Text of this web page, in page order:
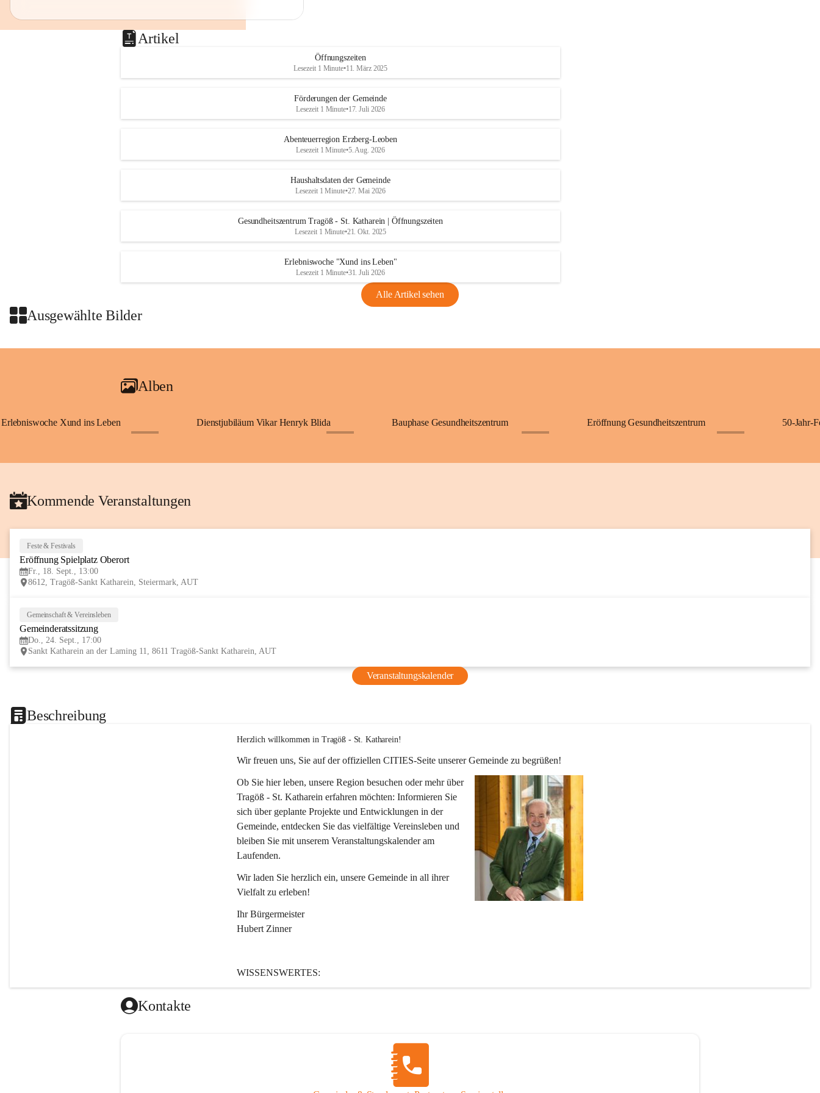
Artikel
Öffnungszeiten
Lesezeit 1 Minute•11. März 2025
Förderungen der Gemeinde
Lesezeit 1 Minute•17. Juli 2026
Abenteuerregion Erzberg-Leoben
Lesezeit 1 Minute•5. Aug. 2026
Haushaltsdaten der Gemeinde
Lesezeit 1 Minute•27. Mai 2026
Gesundheitszentrum Tragöß - St. Katharein | Öffnungszeiten
Lesezeit 1 Minute•21. Okt. 2025
Erlebniswoche "Xund ins Leben"
Lesezeit 1 Minute•31. Juli 2026
Alle Artikel sehen
Ausgewählte Bilder
+2
Alben
Erlebniswoche Xund ins Leben Dienstjubiläum Vikar Henryk Blida Bauphase Gesundheitszentrum Eröffnung Gesundheitszentrum 50-Jahr-
Kommende Veranstaltungen
Feste & Festivals
Eröffnung Spielplatz Oberort
Fr., 18. Sept., 13:00
8612, Tragöß-Sankt Katharein, Steiermark, AUT
Gemeinschaft & Vereinsleben
Gemeinderatssitzung
Do., 24. Sept., 17:00
Sankt Katharein an der Laming 11, 8611 Tragöß-Sankt Katharein, AUT
Veranstaltungskalender
Beschreibung
Herzlich willkommen in Tragöß - St. Katharein!
Wir freuen uns, Sie auf der offiziellen CITIES-Seite unserer Gemeinde zu begrüßen!
Ob Sie hier leben, unsere Region besuchen oder mehr über
Tragöß - St. Katharein erfahren möchten: Informieren Sie
sich über geplante Projekte und Entwicklungen in der
Gemeinde, entdecken Sie das vielfältige Vereinsleben und
bleiben Sie mit unserem Veranstaltungskalender am
Laufenden.
Wir laden Sie herzlich ein, unsere Gemeinde in all ihrer
Vielfalt zu erleben!
Ihr Bürgermeister
Hubert Zinner
WISSENSWERTES:
Kontakte